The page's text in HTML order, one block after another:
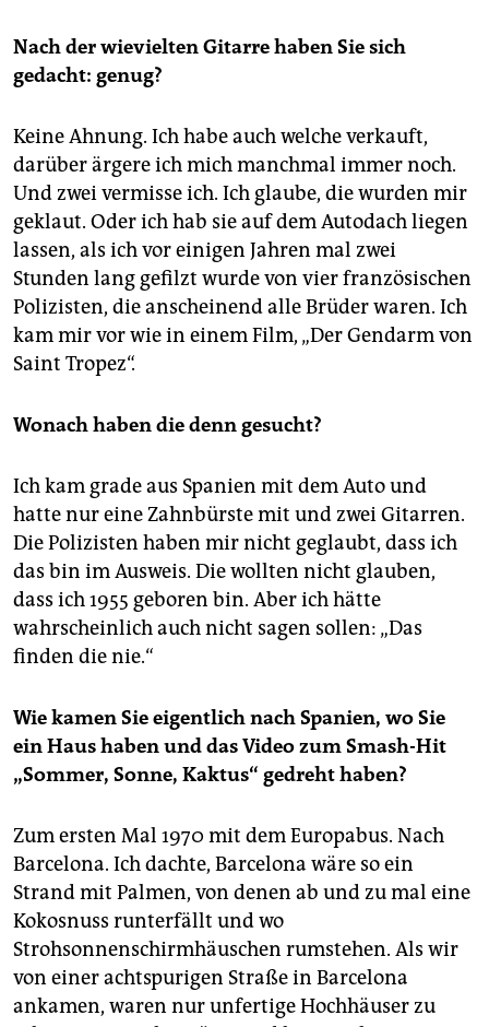
Nach der wievielten Gitarre haben Sie sich
gedacht: genug?
Keine Ahnung. Ich habe auch welche verkauft,
darüber ärgere ich mich manchmal immer noch.
Und zwei vermisse ich. Ich glaube, die wurden mir
geklaut. Oder ich hab sie auf dem Autodach liegen
lassen, als ich vor einigen Jahren mal zwei
Stunden lang gefilzt wurde von vier französischen
Polizisten, die anscheinend alle Brüder waren. Ich
kam mir vor wie in einem Film, „Der Gendarm von
Saint Tropez“.
Wonach haben die denn gesucht?
Ich kam grade aus Spanien mit dem Auto und
hatte nur eine Zahnbürste mit und zwei Gitarren.
Die Polizisten haben mir nicht geglaubt, dass ich
das bin im Ausweis. Die wollten nicht glauben,
dass ich 1955 geboren bin. Aber ich hätte
wahrscheinlich auch nicht sagen sollen: „Das
finden die nie.“
Wie kamen Sie eigentlich nach Spanien, wo Sie
ein Haus haben und das Video zum Smash-Hit
„Sommer, Sonne, Kaktus“ gedreht haben?
Zum ersten Mal 1970 mit dem Europabus. Nach
Barcelona. Ich dachte, Barcelona wäre so ein
Strand mit Palmen, von denen ab und zu mal eine
Kokosnuss runterfällt und wo
Strohsonnenschirmhäuschen rumstehen. Als wir
von einer achtspurigen Straße in Barcelona
ankamen, waren nur unfertige Hochhäuser zu